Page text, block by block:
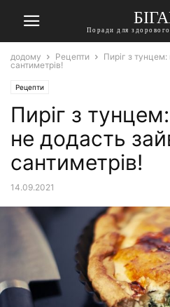
Поради для
додому Рецепти
Пиріг з тунцем:
сантиметрів!
Рецепти
Пиріг з
не додасть
сантиметрів!
14.09.2021